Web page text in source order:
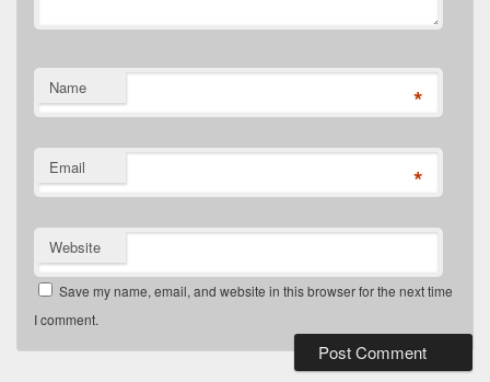
Name *
Email *
Website
Save my name, email, and website in this browser for the next time
I comment.